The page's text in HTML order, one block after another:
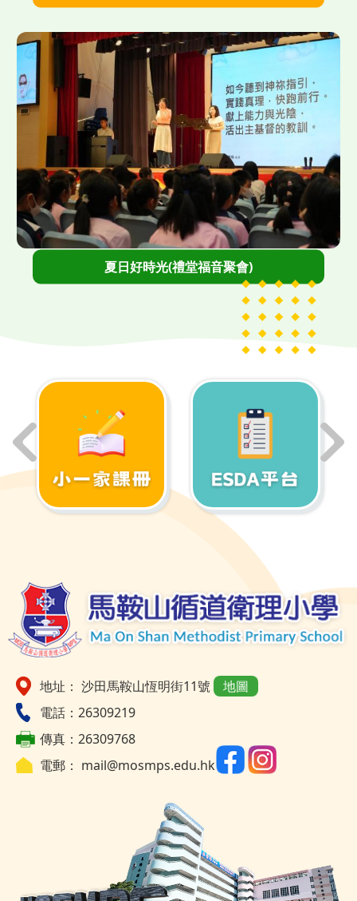
">
夏日好時光(禮堂福音聚會)
地址： 沙田馬鞍山恆明街11號
地圖
電話：26309219
傳真：26309768
電郵： mail@mosmps.edu.hk